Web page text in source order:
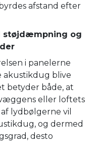
afstand efter
støjdæmpning og
i panelerne
akustikdug blive
betyder både, at
eller loftets
lydbølgerne vil
og dermed
desto